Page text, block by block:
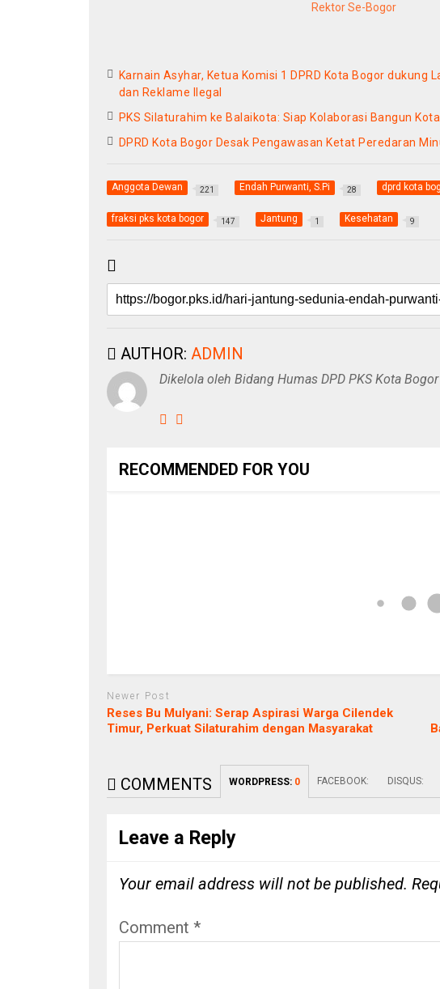
Rektor Se-Bogor
Karnain Asyhar, Ketua Komisi 1 DPRD Kota Bogor
dan Reklame Ilegal
PKS Silaturahim ke Balaikota: Siap Kolaborasi Bangun
DPRD Kota Bogor Desak Pengawasan Ketat Peredaran
Anggota Dewan 221 Endah Purwanti, S.Pi 28 dprd kota
fraksi pks kota bogor 147 Jantung 1 Kesehatan 9
AUTHOR: ADMIN
Dikelola oleh Bidang Humas DPD PKS Kota Bogor
RECOMMENDED FOR YOU
Newer Post
Reses Bu Mulyani: Serap Aspirasi Warga Cilendek
Timur, Perkuat Silaturahim dengan Masyarakat
COMMENTS WORDPRESS: 0 FACEBOOK: DISQUS:
Leave a Reply
Your email address will not be published.
Comment *